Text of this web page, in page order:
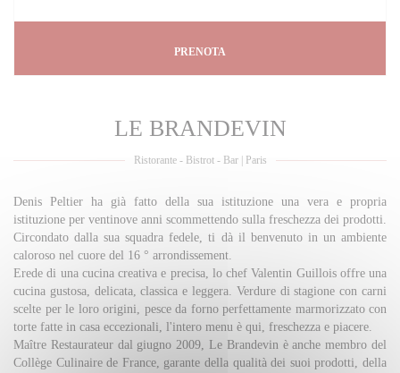
PRENOTA
LE BRANDEVIN
Ristorante - Bistrot - Bar Paris
Denis Peltier ha già fatto della sua istituzione una vera e propria
istituzione per ventinove anni scommettendo sulla freschezza dei prodotti.
Circondato dalla sua squadra fedele, ti dà il benvenuto in un ambiente
caloroso nel cuore del 16 ° arrondissement.
Erede di una cucina creativa e precisa, lo chef Valentin Guillois offre una
cucina gustosa, delicata, classica e leggera. Verdure di stagione con carni
scelte per le loro origini, pesce da forno perfettamente marmorizzato con
torte fatte in casa eccezionali, l'intero menu è qui, freschezza e piacere.
Maître Restaurateur dal giugno 2009, Le Brandevin è anche membro del
Collège Culinaire de France, garante della qualità dei suoi prodotti, della